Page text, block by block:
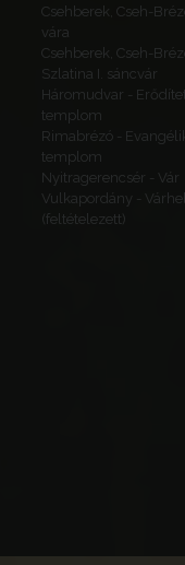
Csehberek, Cseh-
vára
Csehberek, Cseh-
Szlatina I. sáncvár
Háromudvar -
templom
Rimabrézó -
templom
Nyitragerencsér - Vár
Vulkapordány -
(feltételezett)